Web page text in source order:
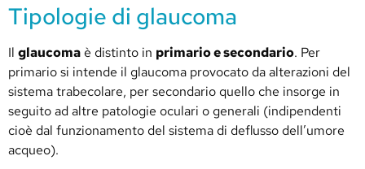
Tipologie di glaucoma
Il glaucomaè distinto in primario e secondario. Per
primario si intende il glaucoma provocato da alterazioni del
sistema trabecolare, per secondario quello che insorge in
seguito ad altre patologie oculari o generali (indipendenti
cioè dal funzionamento del sistema di deflusso dell’umore
acqueo).